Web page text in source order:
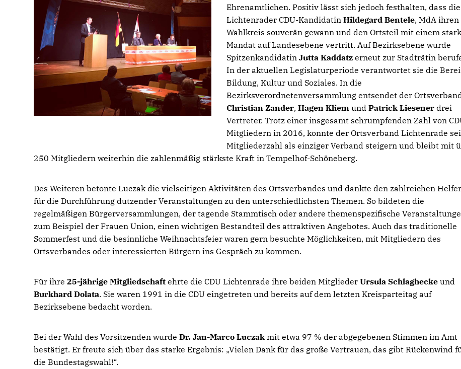
Ehrenamtlichen. Positiv lässt sich jedoch festhalten, dass die
Lichtenrader CDU-KandidatinHildegard Bentele, MdA ihren
Wahlkreis souverän gewann und den Ortsteil mit einem
Mandat auf Landesebene vertritt. Auf Bezirksebene wurde
SpitzenkandidatinJutta Kaddatz erneut zur Stadträtin
In der aktuellen Legislaturperiode verantwortet sie die
Bildung, Kultur und Soziales. In die
Bezirksverordnetenversammlung entsendet der
Christian Zander,Hagen Kliem undPatrick Liesener drei
Vertreter. Trotz einer insgesamt schrumpfenden Zahl von
Mitgliedern in 2016, konnte der Ortsverband Lichtenrade
Mitgliederzahl als einziger Verband steigern und bleibt mit
250 Mitgliedern weiterhin die zahlenmäßig stärkste Kraft in Tempelhof-Schöneberg.
Des Weiteren betonte Luczak die vielseitigen Aktivitäten des Ortsverbandes und dankte den zahlreichen
für die Durchführung dutzender Veranstaltungen zu den unterschiedlichsten Themen. So bildeten die
regelmäßigen Bürgerversammlungen, der tagende Stammtisch oder andere themenspezifische
zum Beispiel der Frauen Union, einen wichtigen Bestandteil des attraktiven Angebotes. Auch das traditionelle
Sommerfest und die besinnliche Weihnachtsfeier waren gern besuchte Möglichkeiten, mit Mitgliedern des
Ortsverbandes oder interessierten Bürgern ins Gespräch zu kommen.
Für ihre25-jährige Mitgliedschaftehrte die CDU Lichtenrade ihre beiden MitgliederUrsula Schlaghecke und
Burkhard Dolata. Sie waren 1991 in die CDU eingetreten und bereits auf dem letzten Kreisparteitag auf
Bezirksebene bedacht worden.
Bei der Wahl des Vorsitzenden wurdeDr. Jan-Marco Luczak mit etwa 97 % der abgegebenen Stimmen im Amt
bestätigt. Er freute sich über das starke Ergebnis: „Vielen Dank für das große Vertrauen, das gibt Rückenwind
die Bundestagswahl!“.